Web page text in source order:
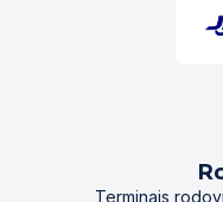
Terminais